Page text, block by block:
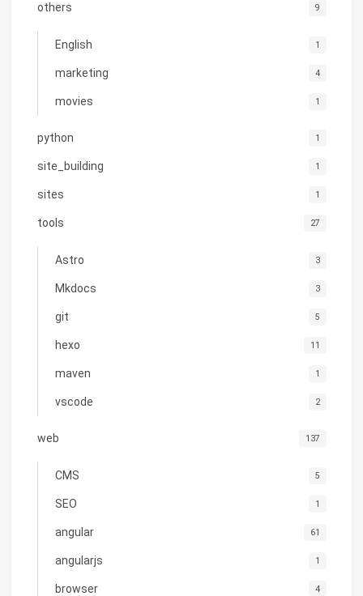
others 9
English 1
marketing 4
movies 1
python 1
site_building 1
sites 1
tools 27
Astro 3
Mkdocs 3
git 5
hexo 11
maven 1
vscode 2
web 137
CMS 5
SEO 1
angular 61
angularjs 1
browser 4